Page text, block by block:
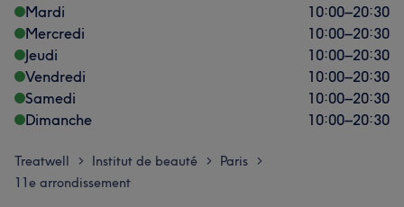
Mardi
10:00–20:30
Mercredi
10:00–20:30
Jeudi
10:00–20:30
Vendredi
10:00–20:30
Samedi
10:00–20:30
Dimanche
10:00–20:30
Treatwell > Institut de beauté > Paris >
11e arrondissement